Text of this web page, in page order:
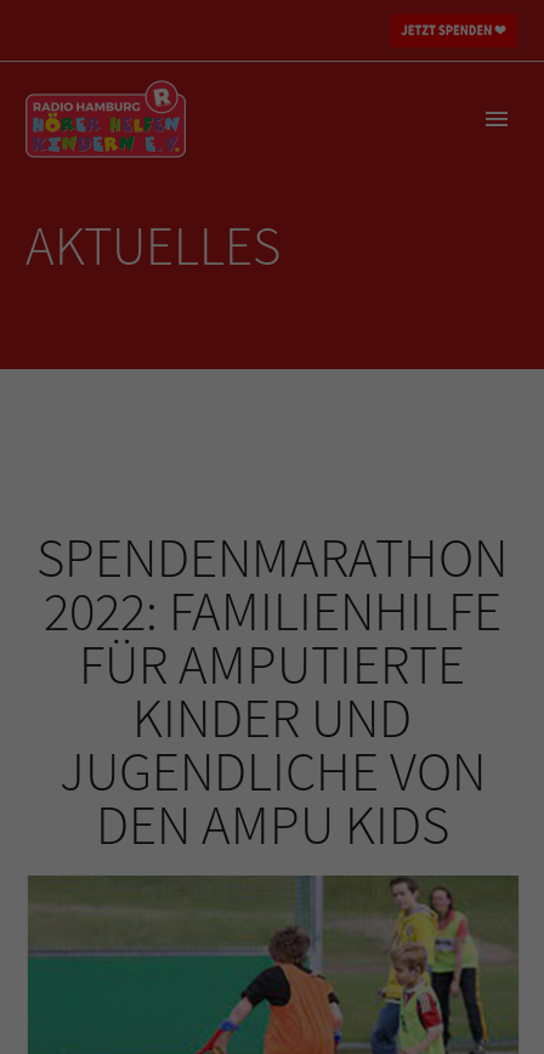
AKTUELLES
SPENDENMARATHON
2022: FAMILIENHILFE
FÜR AMPUTIERTE
KINDER UND
JUGENDLICHE VON
DEN AMPU KIDS